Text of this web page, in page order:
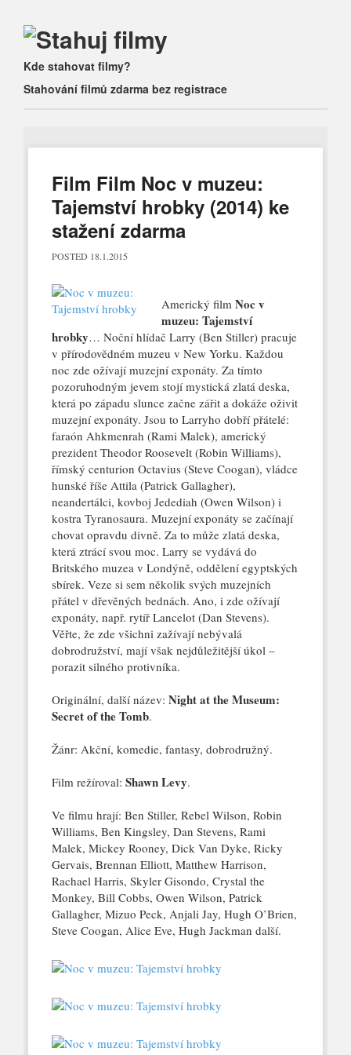
Main menu
Skip
to
content
Kde stahovat filmy?
Stahování filmů zdarma bez registrace
Film Film Noc v muzeu:
Tajemství hrobky (2014) ke
stažení zdarma
POSTED 18.1.2015
Americký film Noc v
muzeu: Tajemství
hrobky… Noční hlídač Larry (Ben Stiller) pracuje
v přírodovědném muzeu v New Yorku. Každou
noc zde ožívají muzejní exponáty. Za tímto
pozoruhodným jevem stojí mystická zlatá deska,
která po západu slunce začne zářit a dokáže oživit
muzejní exponáty. Jsou to Larryho dobří přátelé:
faraón Ahkmenrah (Rami Malek), americký
prezident Theodor Roosevelt (Robin Williams),
římský centurion Octavius (Steve Coogan), vládce
hunské říše Attila (Patrick Gallagher),
neandertálci, kovboj Jedediah (Owen Wilson) i
kostra Tyranosaura. Muzejní exponáty se začínají
chovat opravdu divně. Za to může zlatá deska,
která ztrácí svou moc. Larry se vydává do
Britského muzea v Londýně, oddělení egyptských
sbírek. Veze si sem několik svých muzejních
přátel v dřevěných bednách. Ano, i zde ožívají
exponáty, např. rytíř Lancelot (Dan Stevens).
Věřte, že zde všichni zažívají nebývalá
dobrodružství, mají však nejdůležitější úkol –
porazit silného protivníka.
Originální, další název: Night at the Museum:
Secret of the Tomb.
Žánr: Akční, komedie, fantasy, dobrodružný.
Film režíroval: Shawn Levy.
Ve filmu hrají: Ben Stiller, Rebel Wilson, Robin
Williams, Ben Kingsley, Dan Stevens, Rami
Malek, Mickey Rooney, Dick Van Dyke, Ricky
Gervais, Brennan Elliott, Matthew Harrison,
Rachael Harris, Skyler Gisondo, Crystal the
Monkey, Bill Cobbs, Owen Wilson, Patrick
Gallagher, Mizuo Peck, Anjali Jay, Hugh O’Brien,
Steve Coogan, Alice Eve, Hugh Jackman další.